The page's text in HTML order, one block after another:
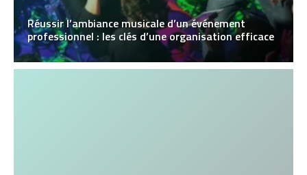
Réussir l’ambiance musicale d’un événement
professionnel : les clés d’une organisation efficace